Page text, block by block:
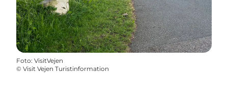
Foto: VisitVejen
© Visit Vejen Turistinformation